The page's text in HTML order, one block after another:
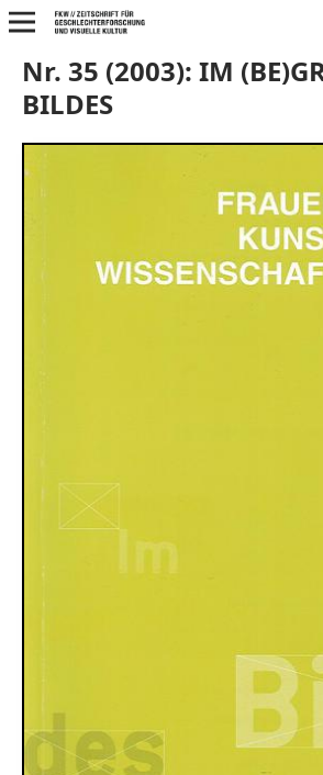
Nr. 35 (2003): IM
BILDES